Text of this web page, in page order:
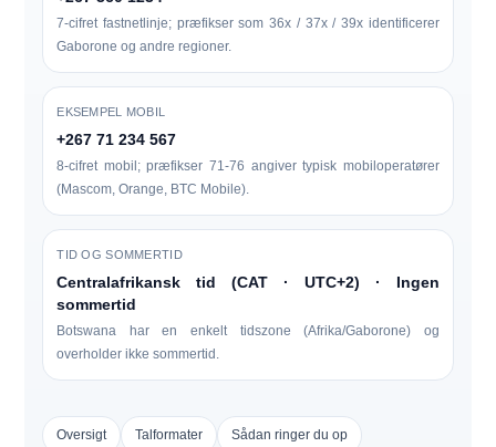
7-cifret fastnetlinje; præfikser som 36x / 37x / 39x identificerer
Gaborone og andre regioner.
EKSEMPEL MOBIL
+267 71 234 567
8-cifret mobil; præfikser 71-76 angiver typisk mobiloperatører
(Mascom, Orange, BTC Mobile).
TID OG SOMMERTID
Centralafrikansk tid (CAT · UTC+2) · Ingen
sommertid
Botswana har en enkelt tidszone (Afrika/Gaborone) og
overholder ikke sommertid.
Oversigt Talformater Sådan ringer du op